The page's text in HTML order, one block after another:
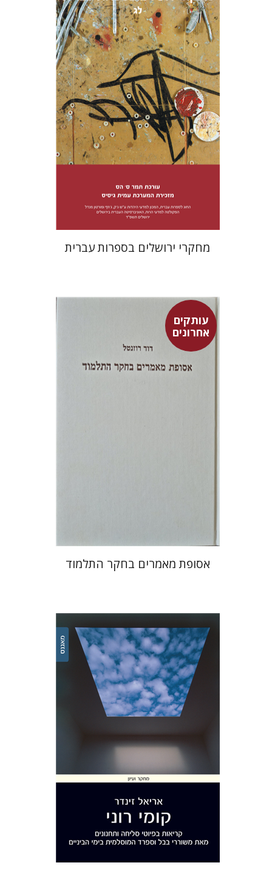
תמר ס' הס
$42
$38
מחקרי ירושלים בספרות עברית
עותקים
אחרונים
דוד רוזנטל
אסופת מאמרים בחקר התלמוד
אריאל זינדר
הנחת אתר ספר מודפס
$35
$32